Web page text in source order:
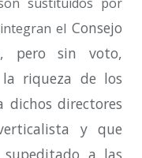
el Consejo
pero sin voto,
riqueza de los
dichos directores
y que
a las